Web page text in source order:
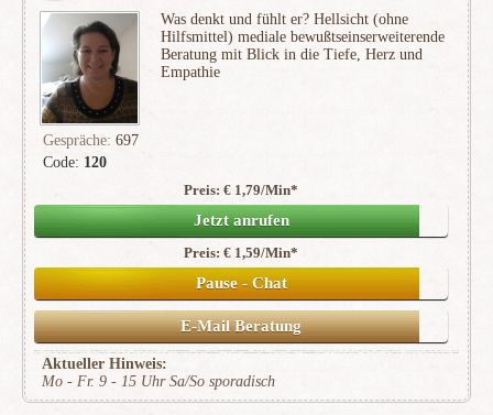
Code: 120
Was denkt und fühlt er? Hellsicht (ohne
Hilfsmittel) mediale bewußtseinserweiterende
Beratung mit Blick in die Tiefe, Herz und
Empathie
Gespräche: 697
(64)
Preis: € 1,79/Min*
Jetzt anrufen
Preis: € 1,59/Min*
Pause - Chat
E-Mail Beratung
Aktueller Hinweis:
Mo - Fr. 9 - 15 Uhr Sa/So sporadisch